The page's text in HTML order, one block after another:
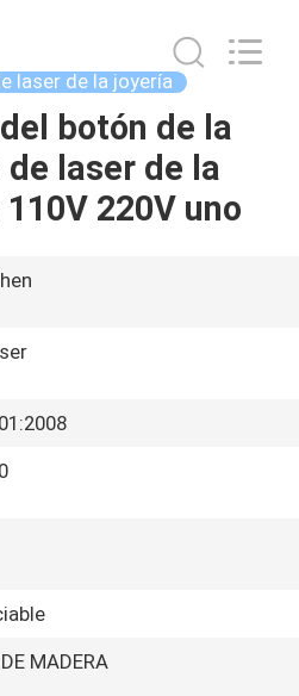
laser de la joyería
botón de la
laser de la
220V uno
MADERA